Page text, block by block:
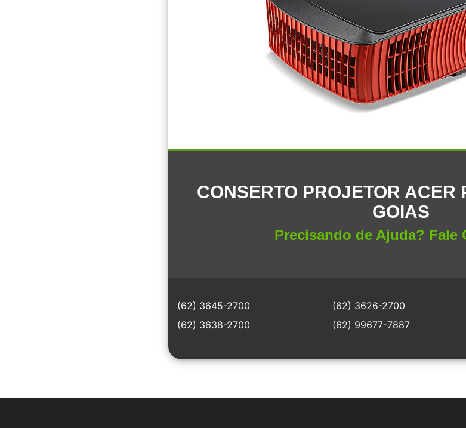
CONSERTO PROJETOR ACER
GOIAS
Precisando de Ajuda? Fale
(62) 3645-2700
(62) 3638-2700
(62) 3626-2700
(62) 99677-7887